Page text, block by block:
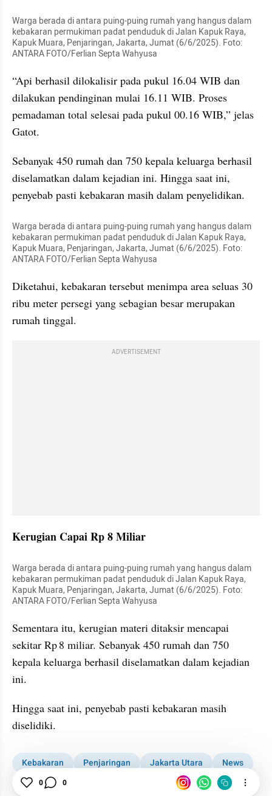
Warga berada di antara puing-puing rumah yang hangus dalam
kebakaran permukiman padat penduduk di Jalan Kapuk Raya,
Kapuk Muara, Penjaringan, Jakarta, Jumat (6/6/2025). Foto:
ANTARA FOTO/Ferlian Septa Wahyusa
“Api berhasil dilokalisir pada pukul 16.04 WIB dan
dilakukan pendinginan mulai 16.11 WIB. Proses
pemadaman total selesai pada pukul 00.16 WIB,” jelas
Gatot.
Sebanyak 450 rumah dan 750 kepala keluarga berhasil
diselamatkan dalam kejadian ini. Hingga saat ini,
penyebab pasti kebakaran masih dalam penyelidikan.
Warga berada di antara puing-puing rumah yang hangus dalam
kebakaran permukiman padat penduduk di Jalan Kapuk Raya,
Kapuk Muara, Penjaringan, Jakarta, Jumat (6/6/2025). Foto:
ANTARA FOTO/Ferlian Septa Wahyusa
Diketahui, kebakaran tersebut menimpa area seluas 30
ribu meter persegi yang sebagian besar merupakan
rumah tinggal.
ADVERTISEMENT
Kerugian Capai Rp 8 Miliar
Warga berada di antara puing-puing rumah yang hangus dalam
kebakaran permukiman padat penduduk di Jalan Kapuk Raya,
Kapuk Muara, Penjaringan, Jakarta, Jumat (6/6/2025). Foto:
ANTARA FOTO/Ferlian Septa Wahyusa
Sementara itu, kerugian materi ditaksir mencapai
sekitar Rp 8 miliar. Sebanyak 450 rumah dan 750
kepala keluarga berhasil diselamatkan dalam kejadian
ini.
Hingga saat ini, penyebab pasti kebakaran masih
diselidiki.
Kebakaran Penjaringan Jakarta Utara
News
Kebakaran di Penjaringan
0 0